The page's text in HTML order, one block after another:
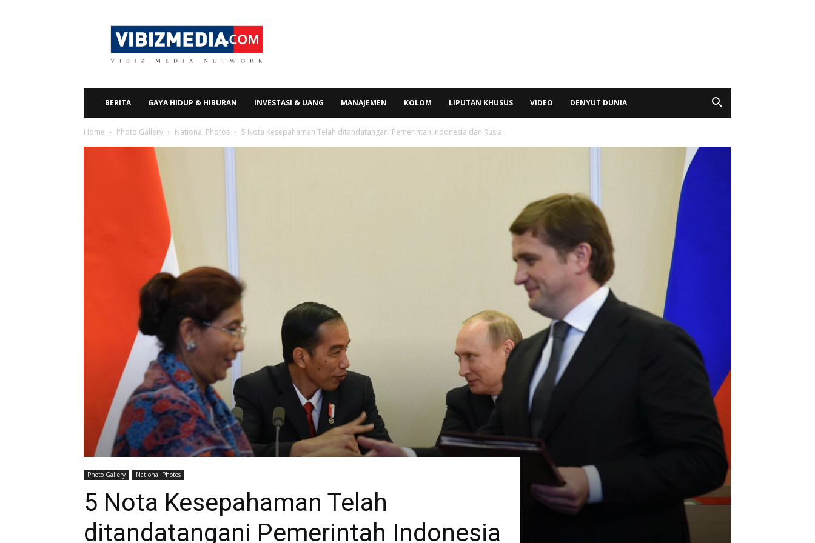
Vibizmedia.com
BERITA GAYA HIDUP & HIBURAN INVESTASI & UANG MANAJEMEN KOLOM LIPUTAN KHUSUS VIDEO DENYUT DUNIA
Home Photo Gallery National Photos 5 Nota Kesepahaman Telah ditandatangani Pemerintah Indonesia dan Rusia
Photo Gallery National Photos
5 Nota Kesepahaman Telah
ditandatangani Pemerintah Indonesia